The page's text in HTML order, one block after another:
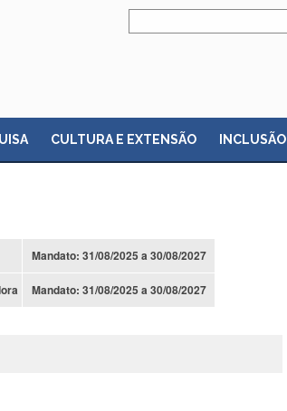
CULTURA E EXTENSÃO INCLUSÃO
Mandato: 31/08/2025 a 30/08/2027
Mandato: 31/08/2025 a 30/08/2027